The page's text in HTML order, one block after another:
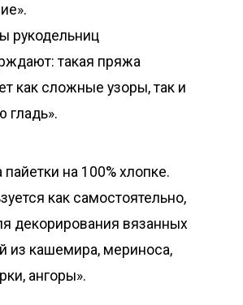
рукодельниц
такая пряжа
как сложные узоры, так и
гладь».
на 100% хлопке.
как самостоятельно,
декорирования вязанных
из кашемира, мериноса,
ангоры».